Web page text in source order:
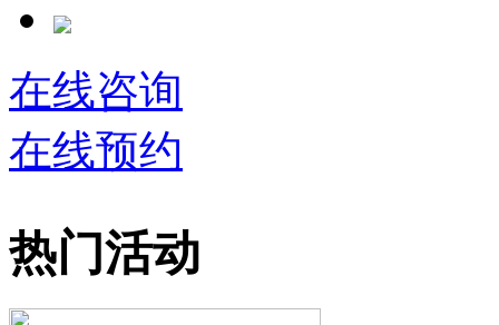
在线咨询
在线预约
热门活动